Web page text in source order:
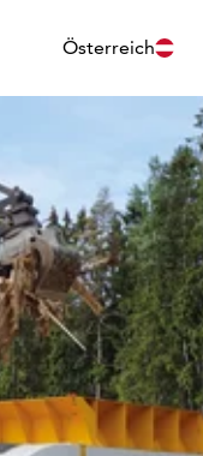
Österreich